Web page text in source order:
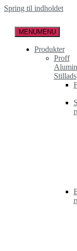
Spring til indholdet
MENUMENU
Produkter
Proff
Stillads